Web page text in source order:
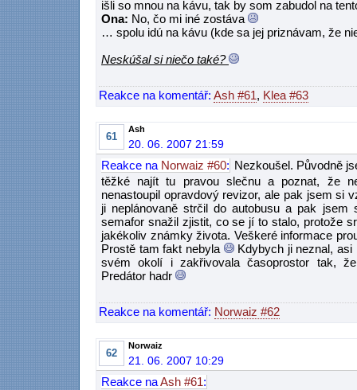
išli so mnou na kávu, tak by som zabudol na
Ona: No, čo mi iné zostáva
… spolu idú na kávu (kde sa jej priznávam, že
Neskúšal si niečo také?
Reakce na komentář: Ash #61, Klea #63
61
Ash
20. 06. 2007 21:59
Reakce na Norwaiz #60: Nezkoušel. Původně
těžké najít tu pravou slečnu a poznat, že
nenastoupil opravdový revizor, ale pak jsem si
ji neplánovaně strčil do autobusu a pak jsem
semafor snažil zjistit, co se jí to stalo, protože
jakékoliv známky života. Veškeré informace
Prostě tam fakt nebyla
Kdybych ji neznal, asi
svém okolí i zakřivovala časoprostor tak,
Predátor hadr
Reakce na komentář: Norwaiz #62
62
Norwaiz
21. 06. 2007 10:29
Reakce naAsh #61: